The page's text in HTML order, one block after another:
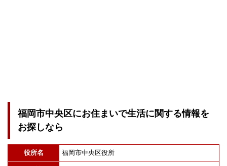
福岡市中央区にお住まいで生活に関する情報を
お探しなら
役所名 福岡市中央区役所